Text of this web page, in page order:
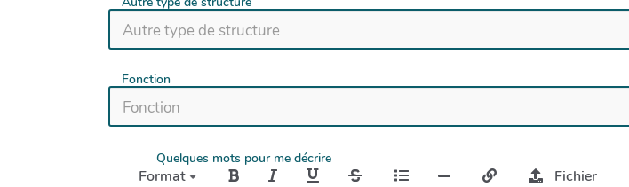
Fonction
Quelques mots pour me décrire
Format Fichier